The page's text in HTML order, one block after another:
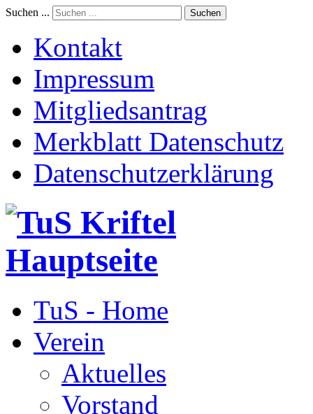
Suchen ... Suchen
Kontakt
Impressum
Mitgliedsantrag
Merkblatt Datenschutz
Datenschutzerklärung
TuS - Home
Verein
Aktuelles
Vorstand